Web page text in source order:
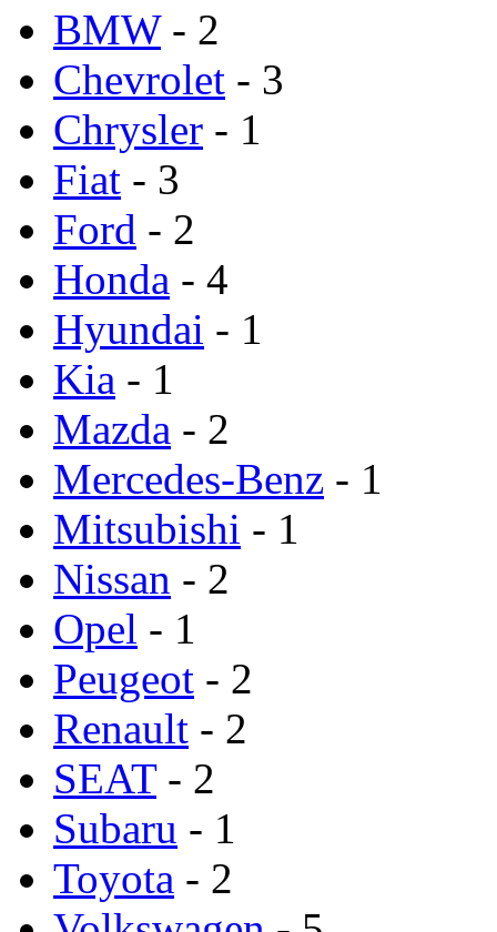
BMW- 2
Chevrolet - 3
Chrysler - 1
Fiat - 3
Ford - 2
Honda - 4
Hyundai - 1
Kia - 1
Mazda - 2
Mercedes-Benz - 1
Mitsubishi - 1
Nissan - 2
Opel - 1
Peugeot - 2
Renault - 2
SEAT- 2
Subaru - 1
Toyota - 2